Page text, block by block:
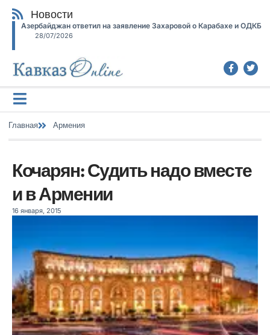
Новости
Азербайджан ответил на заявление Захаровой о Карабахе и ОДКБ
28/07/2026
Главная Армения
Кочарян: Судить надо вместе
и в Армении
16 января, 2015